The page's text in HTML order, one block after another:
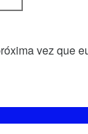
vez que